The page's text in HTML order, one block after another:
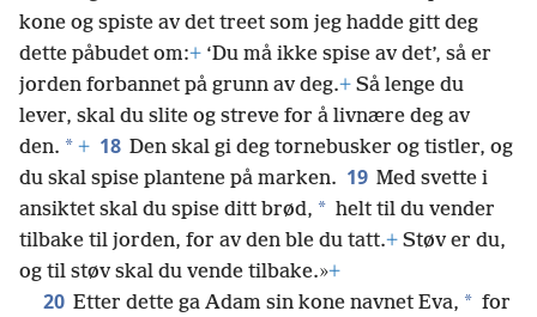
kone og spiste av det treet som jeg hadde gitt deg
dette påbudet om:+ ‘Du må ikke spise av det’, så er
jorden forbannet på grunn av deg.+ Så lenge du
lever, skal du slite og streve for å livnære deg av
den. * + 18 Den skal gi deg tornebusker og tistler, og
du skal spise plantene på marken. 19 Med svette i
ansiktet skal du spise ditt brød, * helt til du vender
tilbake til jorden, for av den ble du tatt.+ Støv er du,
og til støv skal du vende tilbake.»+
20 Etter dette ga Adam sin kone navnet Eva, * for